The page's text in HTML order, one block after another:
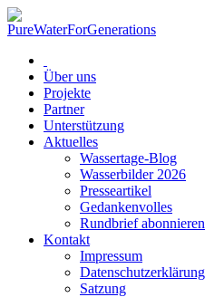
Über uns
Projekte
Partner
Unterstützung
Aktuelles
Wassertage-Blog
Wasserbilder 2026
Presseartikel
Gedankenvolles
Rundbrief abonnieren
Kontakt
Impressum
Datenschutzerklärung
Satzung